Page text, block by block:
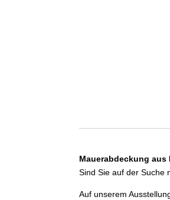
Mauerabdeckung
Sind Sie auf der Suche
Auf unserem